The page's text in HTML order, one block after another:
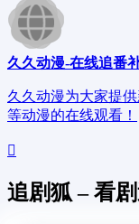
久久动漫-在线追番
久久动漫为大家提
等动漫的在线观看！
追剧狐 – 看